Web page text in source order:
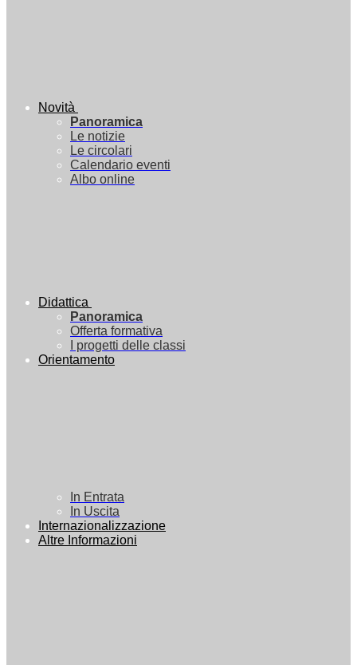
Novità
Panoramica
Le notizie
Le circolari
Calendario eventi
Albo online
Didattica
Panoramica
Offerta formativa
I progetti delle classi
Orientamento
In Entrata
In Uscita
Internazionalizzazione
Altre Informazioni